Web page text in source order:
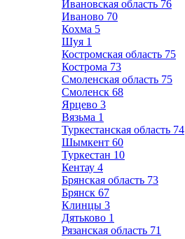
Ивановская область 76
Иваново 70
Кохма 5
Шуя 1
Костромская область 75
Кострома 73
Смоленская область 75
Смоленск 68
Ярцево 3
Вязьма 1
Туркестанская область 74
Шымкент 60
Туркестан 10
Кентау 4
Брянская область 73
Брянск 67
Клинцы 3
Дятьково 1
Рязанская область 71